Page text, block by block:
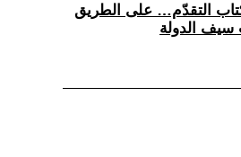
التقدّم… على الطريق
سيف الدولة